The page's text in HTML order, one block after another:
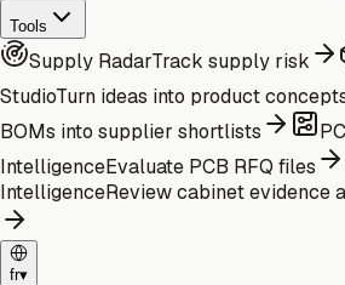
Tools
Supply RadarTrack supply risk
StudioTurn ideas into product
BOMs into supplier shortlists
IntelligenceEvaluate PCB RFQ files
IntelligenceReview cabinet evidence
fr▾